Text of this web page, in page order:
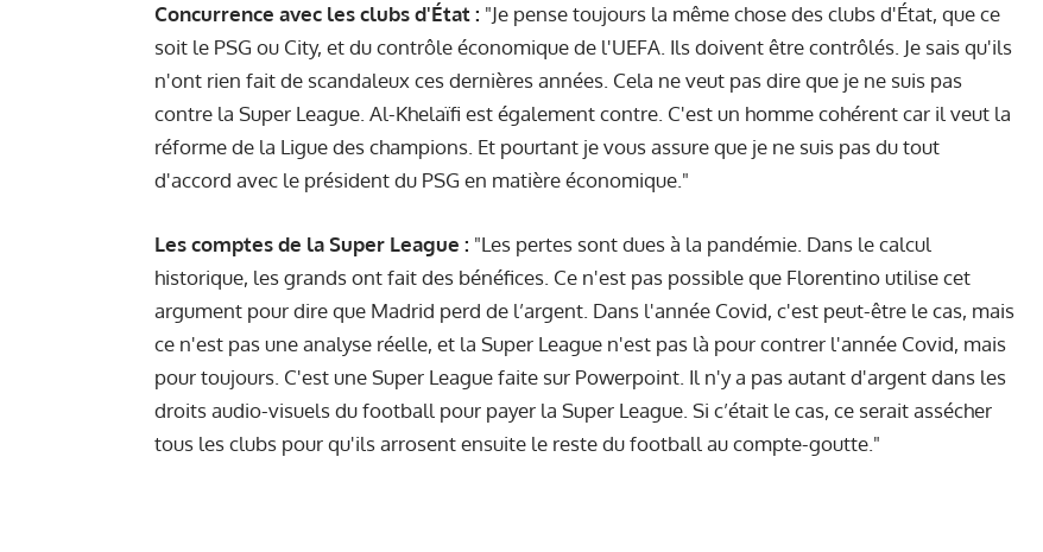
Concurrence avec les clubs d'État : "Je pense toujours la même chose des clubs d'État, que ce
soit le PSG ou City, et du contrôle économique de l'UEFA. Ils doivent être contrôlés. Je sais qu'ils
n'ont rien fait de scandaleux ces dernières années. Cela ne veut pas dire que je ne suis pas
contre la Super League. Al-Khelaïfi est également contre. C'est un homme cohérent car il veut la
réforme de la Ligue des champions. Et pourtant je vous assure que je ne suis pas du tout
d'accord avec le président du PSG en matière économique."
Les comptes de la Super League : "Les pertes sont dues à la pandémie. Dans le calcul
historique, les grands ont fait des bénéfices. Ce n'est pas possible que Florentino utilise cet
argument pour dire que Madrid perd de l’argent. Dans l'année Covid, c'est peut-être le cas, mais
ce n'est pas une analyse réelle, et la Super League n'est pas là pour contrer l'année Covid, mais
pour toujours. C'est une Super League faite sur Powerpoint. Il n'y a pas autant d'argent dans les
droits audio-visuels du football pour payer la Super League. Si c’était le cas, ce serait assécher
tous les clubs pour qu'ils arrosent ensuite le reste du football au compte-goutte."